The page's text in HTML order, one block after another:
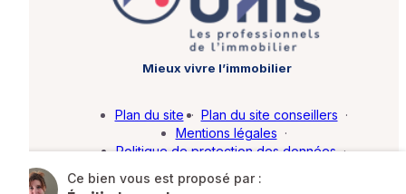
Ce bien vous est proposé par :
Mieux vivre l’immobilier
Plan du site · Plan du site conseillers ·
Mentions légales ·
Politique de protection des données ·